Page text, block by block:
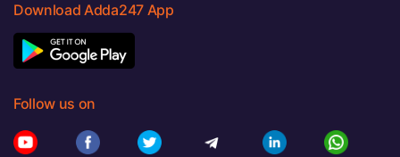
Download Adda247 App
Follow us on